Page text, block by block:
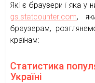
Які є браузери і яка у
gs.statcounter.com,
браузерам,
країнам:
Статистика
Україні